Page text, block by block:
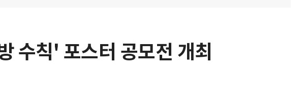
수칙' 포스터 공모전 개최